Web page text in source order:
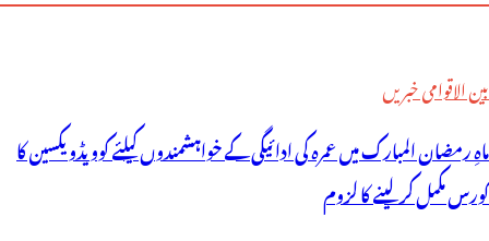
بین الاقوامی خبریں
ماہِ رمضان المبارک میں عمرہ کی ادائیگی کے خواہشمندوں کیلئے کوویڈویکسین کا
کورس مکمل کرلینے کا لزوم